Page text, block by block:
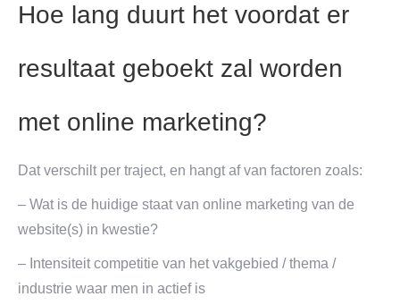
Hoe lang duurt het voordat er
resultaat geboekt zal worden
met online marketing?
Dat verschilt per traject, en hangt af van factoren zoals:
– Wat is de huidige staat van online marketing van de
website(s) in kwestie?
– Intensiteit competitie van het vakgebied / thema /
industrie waar men in actief is